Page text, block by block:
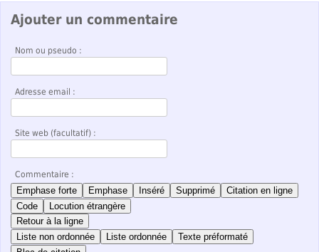
Ajouter un commentaire
Nom ou pseudo :
Adresse email :
Site web (facultatif) :
Commentaire :
Emphase forte Emphase Inséré Supprimé
Citation en ligne
Code
Locution étrangère
Retour à la ligne
Liste non ordonnée
Liste ordonnée
Texte préformaté